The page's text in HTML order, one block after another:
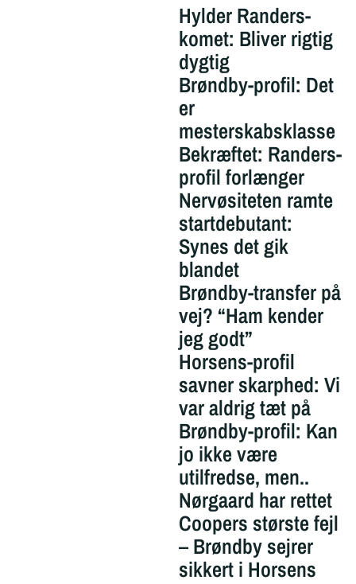
Hylder Randers-
komet: Bliver rigtig
dygtig
Brøndby-profil: Det
er
mesterskabsklasse
Bekræftet: Randers-
profil forlænger
Nervøsiteten ramte
startdebutant:
Synes det gik
blandet
Brøndby-transfer på
vej? “Ham kender
jeg godt”
Horsens-profil
savner skarphed: Vi
var aldrig tæt på
Brøndby-profil: Kan
jo ikke være
utilfredse, men..
Nørgaard har rettet
Coopers største fejl
– Brøndby sejrer
sikkert i Horsens